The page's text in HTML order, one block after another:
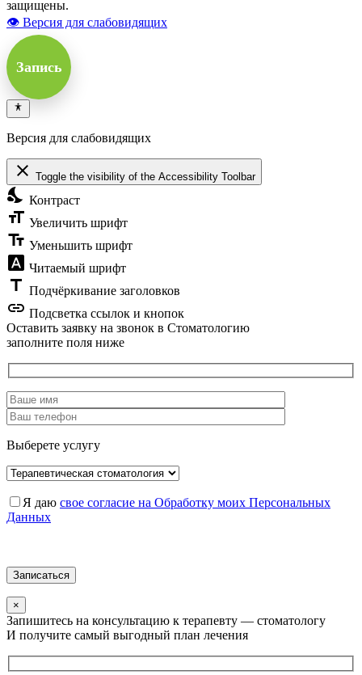
защищены.
👁 Версия для слабовидящих
Запись
Версия для слабовидящих
close Toggle the visibility of the Accessibility Toolbar
nights_stay Контраст
format_size Увеличить шрифт
text_fields Уменьшить шрифт
font_download Читаемый шрифт
title Подчёркивание заголовков
link Подсветка ссылок и кнопок
Оставить заявку на звонок в Стоматологию
заполните поля ниже
Выберете услугу
Я даю свое согласие на Обработку моих Персональных
Данных
×
Запишитесь на консультацию к терапевту — стоматологу
И получите самый выгодный план лечения